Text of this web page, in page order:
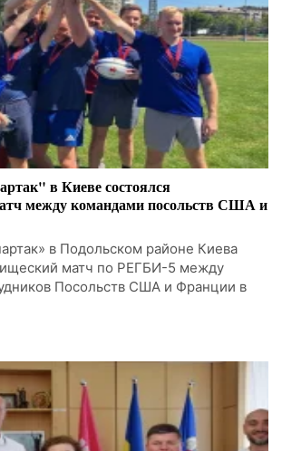
в Киеве состоялся
между командами посольств США и
в Подольском районе Киева
матч по РЕГБИ-5 между
Посольств США и Франции в